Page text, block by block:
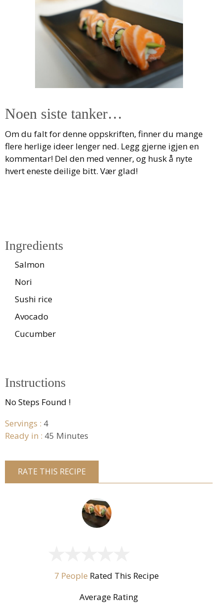
Noen siste tanker…
Om du falt for denne oppskriften, finner du mange
flere herlige ideer lenger ned. Legg gjerne igjen en
kommentar! Del den med venner, og husk å nyte
hvert eneste deilige bitt. Vær glad!
Ingredients
Salmon
Nori
Sushi rice
Avocado
Cucumber
Instructions
No Steps Found !
Servings : 4
Ready in : 45 Minutes
RATE THIS RECIPE
7 People Rated This Recipe
Average Rating